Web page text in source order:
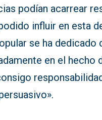
podían acarrear
influir en esta
se ha dedicado
en el hecho